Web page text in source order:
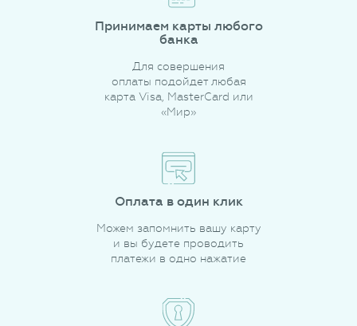
Принимаем карты любого
банка
Для совершения
оплаты подойдет любая
карта Visa, MasterCard или
«Мир»
Оплата в один клик
Можем запомнить вашу карту
и вы будете проводить
платежи в одно нажатие